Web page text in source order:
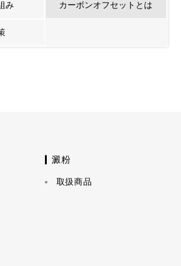
み カーボンオフセットとは
澱粉
取扱商品